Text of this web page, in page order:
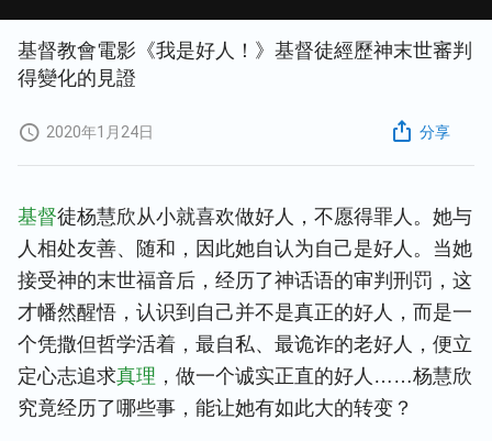
基督教會電影《我是好人！》基督徒經歷神末世審判
得變化的見證
2020年1月24日 分享
基督徒杨慧欣从小就喜欢做好人，不愿得罪人。她与
人相处友善、随和，因此她自认为自己是好人。当她
接受神的末世福音后，经历了神话语的审判刑罚，这
才幡然醒悟，认识到自己并不是真正的好人，而是一
个凭撒但哲学活着，最自私、最诡诈的老好人，便立
定心志追求真理 ，做一个诚实正直的好人……杨慧欣
究竟经历了哪些事，能让她有如此大的转变？